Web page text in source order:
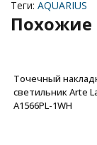
Теги: AQUARIUS
Похожие
Точечный
светильник Arte
A1566PL-1WH